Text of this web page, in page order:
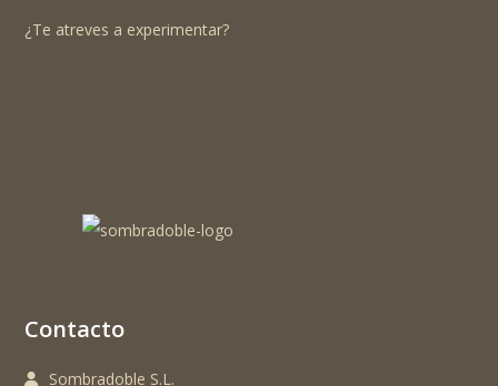
¿Te atreves a experimentar?
Contacto
Sombradoble S.L.